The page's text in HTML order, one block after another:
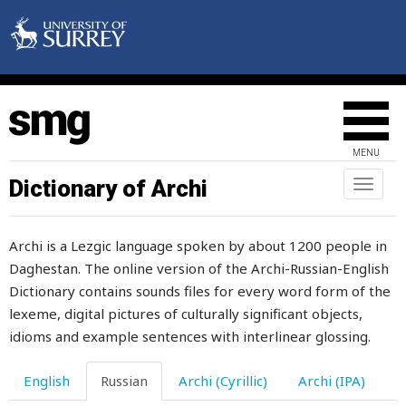
MENU
Toggle
Dictionary of Archi
Archi is a Lezgic language spoken by about 1200 people in
Daghestan. The online version of the Archi-Russian-English
Dictionary contains sounds files for every word form of the
lexeme, digital pictures of culturally significant objects,
idioms and example sentences with interlinear glossing.
English Russian Archi (Cyrillic) Archi (IPA)
козявка
колбаса
колебаться
колено
колесо
количество
коллективный